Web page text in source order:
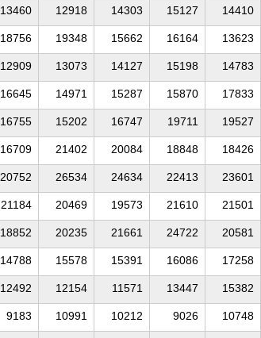
13460 12918 14303 15127 14410
18756 19348 15662 16164 13623
12909 13073 14127 15198 14783
16645 14971 15287 15870 17833
16755 15202 16747 19711 19527
16709 21402 20084 18848 18426
20752 26534 24634 22413 23601
21184 20469 19573 21610 21501
18852 20235 21661 24722 20581
14788 15578 15391 16086 17258
12492 12154 11571 13447 15382
9183 10991 10212 9026 10748